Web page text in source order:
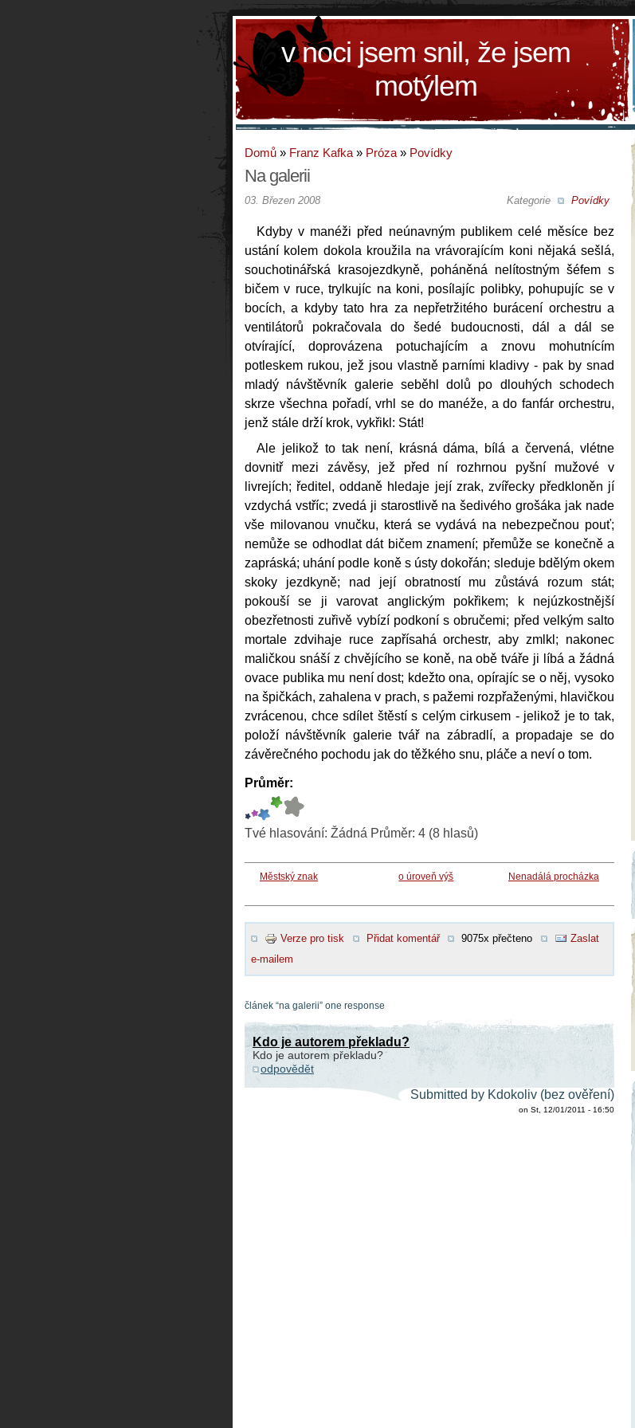
v noci jsem snil, že jsem
motýlem
Domů » Franz Kafka » Próza » Povídky
Na galerii
Kategorie Povídky
03. Březen 2008
Kdyby v manéži před neúnavným publikem celé měsíce bez
ustání kolem dokola kroužila na vrávorajícím koni nějaká sešlá,
souchotinářská krasojezdkyně, poháněná nelítostným šéfem s
bičem v ruce, trylkujíc na koni, posílajíc polibky, pohupujíc se v
bocích, a kdyby tato hra za nepřetržitého burácení orchestru a
ventilátorů pokračovala do šedé budoucnosti, dál a dál se
otvírající, doprovázena potuchajícím a znovu mohutnícím
potleskem rukou, jež jsou vlastně parními kladivy - pak by snad
mladý návštěvník galerie seběhl dolů po dlouhých schodech
skrze všechna pořadí, vrhl se do manéže, a do fanfár orchestru,
jenž stále drží krok, vykřikl: Stát!
Ale jelikož to tak není, krásná dáma, bílá a červená, vlétne
dovnitř mezi závěsy, jež před ní rozhrnou pyšní mužové v
livrejích; ředitel, oddaně hledaje její zrak, zvířecky předkloněn jí
vzdychá vstříc; zvedá ji starostlivě na šedivého grošáka jak nade
vše milovanou vnučku, která se vydává na nebezpečnou pouť;
nemůže se odhodlat dát bičem znamení; přemůže se konečně a
zapráská; uhání podle koně s ústy dokořán; sleduje bdělým okem
skoky jezdkyně; nad její obratností mu zůstává rozum stát;
pokouší se ji varovat anglickým pokřikem; k nejúzkostnější
obezřetnosti zuřivě vybízí podkoní s obručemi; před velkým salto
mortale zdvihaje ruce zapřísahá orchestr, aby zmlkl; nakonec
maličkou snáší z chvějícího se koně, na obě tváře ji líbá a žádná
ovace publika mu není dost; kdežto ona, opírajíc se o něj, vysoko
na špičkách, zahalena v prach, s pažemi rozpřaženými, hlavičkou
zvrácenou, chce sdílet štěstí s celým cirkusem - jelikož je to tak,
položí návštěvník galerie tvář na zábradlí, a propadaje se do
závěrečného pochodu jak do těžkého snu, pláče a neví o tom.
Průměr:
Tvé hlasování: Žádná Průměr: 4 (8 hlasů)
Městský znak o úroveň výš Nenadálá procházka
Verze pro tisk Přidat komentář 9075x přečteno
Zaslat
e-mailem
článek “na galerii” one response
Kdo je autorem překladu?
Kdo je autorem překladu?
odpovědět
Submitted by Kdokoliv (bez ověření)
on St, 12/01/2011 - 16:50